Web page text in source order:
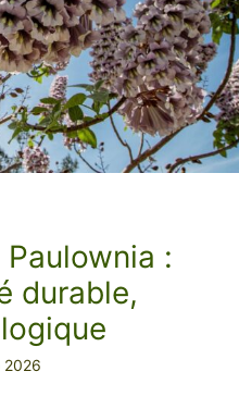
:
durable,
2026